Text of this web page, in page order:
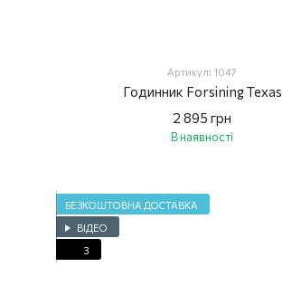
Артикул: 1047
Годинник Forsining Texas
2 895 грн
В наявності
БЕЗКОШТОВНА ДОСТАВКА
ВІДЕО
3